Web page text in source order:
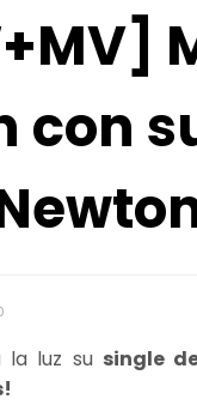
con
la luz su single